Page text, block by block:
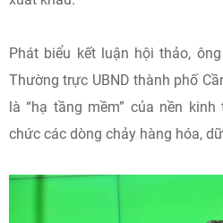
Ông Trần Thanh Hải, Phó Cục
(Bộ Công Thương) nhận định,
hỗ trợ vận chuyển hàng hóa
quyết định khả năng thu hút
triển logistics sẽ góp phần
lượng bảo quản, vận chuyển